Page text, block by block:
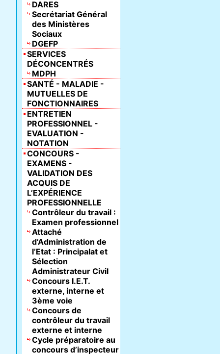
DARES
Secrétariat Général
des Ministères
Sociaux
DGEFP
SERVICES
DÉCONCENTRÉS
MDPH
SANTÉ - MALADIE -
MUTUELLES DE
FONCTIONNAIRES
ENTRETIEN
PROFESSIONNEL -
EVALUATION -
NOTATION
CONCOURS -
EXAMENS -
VALIDATION DES
ACQUIS DE
L’EXPÉRIENCE
PROFESSIONNELLE
Contrôleur du travail :
Examen professionnel
Attaché
d’Administration de
l’Etat : Principalat et
Sélection
Administrateur Civil
Concours I.E.T.
externe, interne et
3ème voie
Concours de
contrôleur du travail
externe et interne
Cycle préparatoire au
concours d’inspecteur